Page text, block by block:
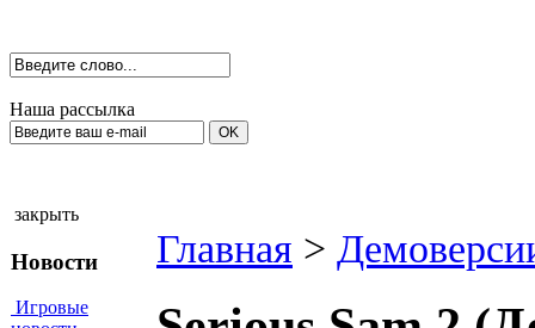
Наша рассылка
закрыть
Новости
Игровые
Главная >